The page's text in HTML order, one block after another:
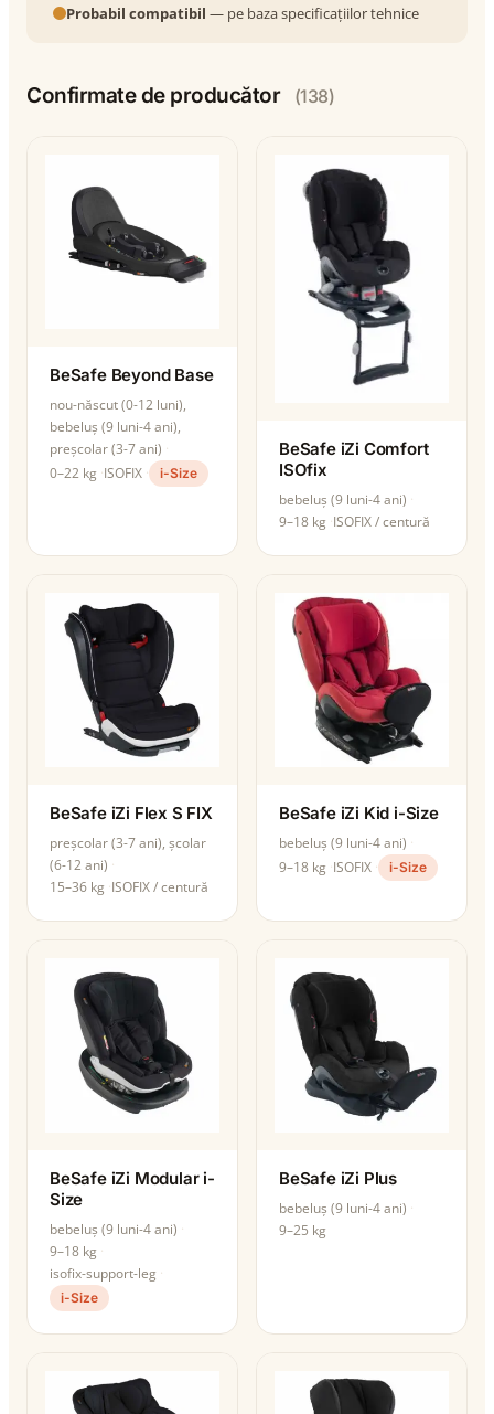
Probabil compatibil — pe baza specificațiilor tehnice
Confirmate de producător (138)
BeSafe Beyond Base
nou-născut (0-12 luni),
bebeluș (9 luni-4 ani),
preșcolar (3-7 ani)
0–22 kg ISOFIX i-Size
BeSafe iZi Comfort
ISOfix
bebeluș (9 luni-4 ani)
9–18 kg ISOFIX / centură
BeSafe iZi Flex S FIX
preșcolar (3-7 ani), școlar
(6-12 ani)
15–36 kg ISOFIX / centură
BeSafe iZi Kid i-Size
bebeluș (9 luni-4 ani)
9–18 kg ISOFIX i-Size
BeSafe iZi Modular i-
Size
bebeluș (9 luni-4 ani)
9–18 kg
isofix-support-leg
i-Size
BeSafe iZi Plus
bebeluș (9 luni-4 ani)
9–25 kg